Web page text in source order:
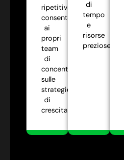
ripetitive,
consentendo
ai
propri
team
di
concentrarsi
sulle
strategie
di
crescita.
di
tempo
e
risorse
preziose.